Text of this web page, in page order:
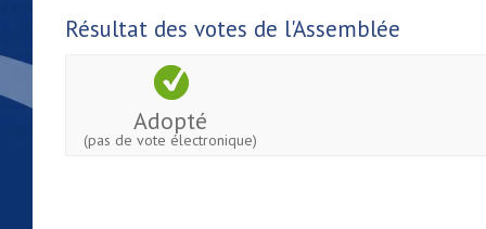
Résultat des votes de l'Assemblée
Adopté
(pas de vote électronique)